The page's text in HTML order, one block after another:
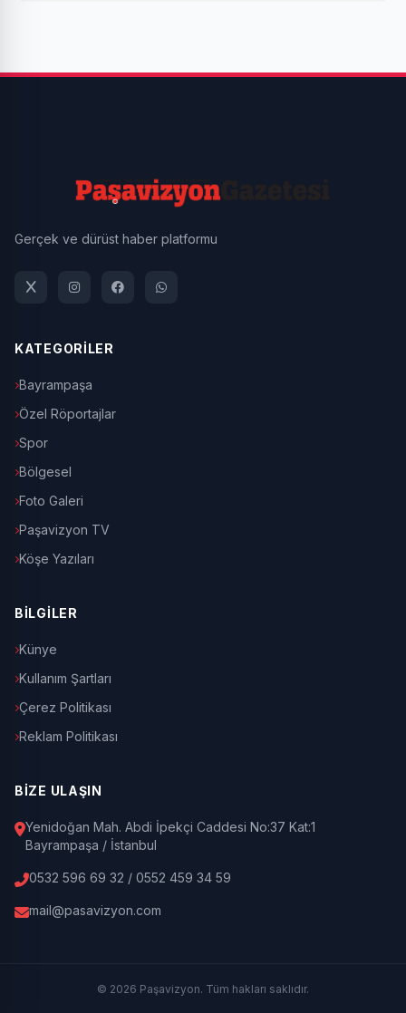
Gerçek ve dürüst haber platformu
KATEGORİLER
Bayrampaşa
Özel Röportajlar
Spor
Bölgesel
Foto Galeri
Paşavizyon TV
Köşe Yazıları
BİLGİLER
Künye
Kullanım Şartları
Çerez Politikası
Reklam Politikası
BİZE ULAŞIN
Yenidoğan Mah. Abdi İpekçi Caddesi No:37 Kat:1
Bayrampaşa / İstanbul
0532 596 69 32 / 0552 459 34 59
mail@pasavizyon.com
© 2026 Paşavizyon. Tüm hakları saklıdır.